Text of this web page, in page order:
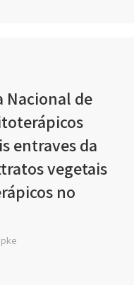
Nacional de
entraves da
vegetais
no